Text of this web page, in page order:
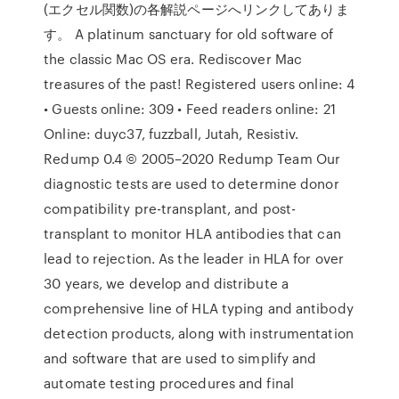
(エクセル関数)の各解説ページへリンクしてありま
す。 A platinum sanctuary for old software of
the classic Mac OS era. Rediscover Mac
treasures of the past! Registered users online: 4
• Guests online: 309 • Feed readers online: 21
Online: duyc37, fuzzball, Jutah, Resistiv.
Redump 0.4 © 2005–2020 Redump Team Our
diagnostic tests are used to determine donor
compatibility pre-transplant, and post-
transplant to monitor HLA antibodies that can
lead to rejection. As the leader in HLA for over
30 years, we develop and distribute a
comprehensive line of HLA typing and antibody
detection products, along with instrumentation
and software that are used to simplify and
automate testing procedures and final